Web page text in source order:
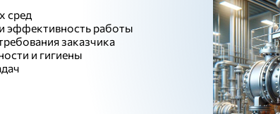
сред
эффективность работы
заказчика
и гигиены